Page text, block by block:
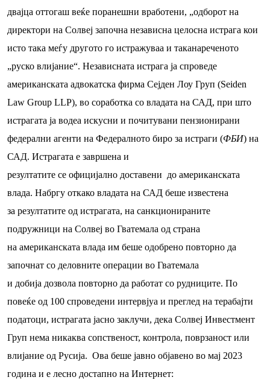
двајца оттогаш веќе поранешни вработени, „одборот на
директори на Солвеј започна независна целосна истрага кои
исто така меѓу другото го истражуваа и таканареченото
„руско влијание“. Независната истрага ја спроведе
американската адвокатска фирма Сејден Лоу Груп (Seiden
Law Group LLP), во соработка со владата на САД, при што
истрагата ја водеа искусни и почитувани пензионирани
федерални агенти на Федералното биро за истраги (ФБИ) на
САД. Истрагата е завршена и
резултатите се официјално доставени до американската
влада. Набргу откако владата на САД беше известена
за резултатите од истрагата, на санкционираните
подружници на Солвеј во Гватемала од страна
на американската влада им беше одобрено повторно да
започнат со деловните операции во Гватемала
и добија дозвола повторно да работат со рудниците. По
повеќе од 100 спроведени интервјуа и преглед на терабајти
податоци, истрагата јасно заклучи, дека Солвеј Инвестмент
Груп нема никаква сопственост, контрола, поврзаност или
влијание од Русија. Ова беше јавно објавено во мај 2023
година и е лесно достапно на Интернет: